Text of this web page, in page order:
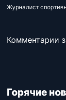
Журналист
Комментарии
Горячие